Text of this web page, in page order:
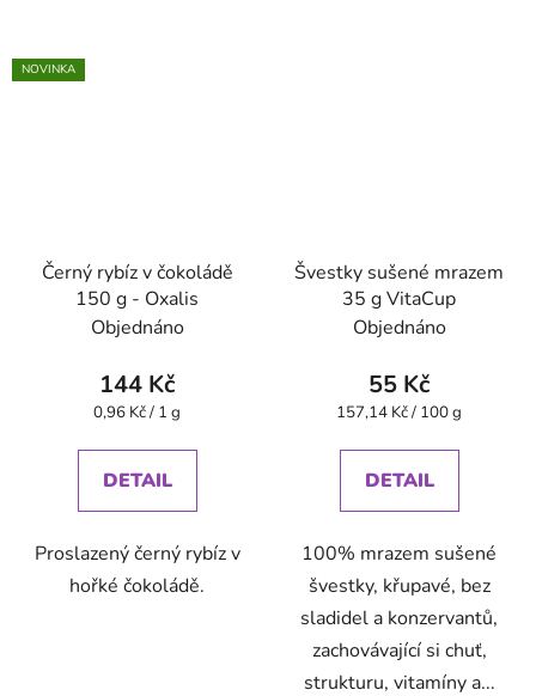
NOVINKA
Černý rybíz v čokoládě
150 g - Oxalis
Objednáno
144 Kč
Měrná
0,96 Kč / 1 g
DETAIL
Proslazený černý rybíz v
hořké čokoládě.
Švestky sušené mrazem
35 g VitaCup
Objednáno
55 Kč
Měrná
157,14 Kč / 100 g
DETAIL
100% mrazem sušené
švestky, křupavé, bez
sladidel a konzervantů,
zachovávající si chuť,
strukturu, vitamíny a...